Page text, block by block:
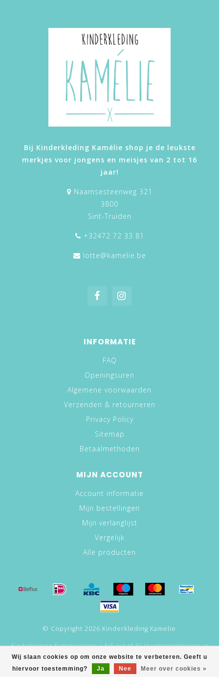
Wij slaan cookies op om onze website te verbeteren. Geeft u
hiervoor toestemming?
Ja Nee Meer over cookies »
Bij Kinderkleding Kamélie shop je de leukste
merkjes voor jongens en meisjes van 2 tot 16
jaar!
Naamsesteenweg 321
3800
Sint-Truiden
+32472 72 33 81
lotte@kamelie.be
INFORMATIE
FAQ
Openingsuren
Algemene voorwaarden
Verzenden & retourneren
Privacy Policy
Sitemap
Betaalmethoden
MIJN ACCOUNT
Account informatie
Mijn bestellingen
Mijn verlanglijst
Vergelijk
Alle producten
© Copyright 2026 Kinderkleding Kamelie
Kinderkleding Kaméliescores a 5/5out of32klantbeoordelingen at
Google.